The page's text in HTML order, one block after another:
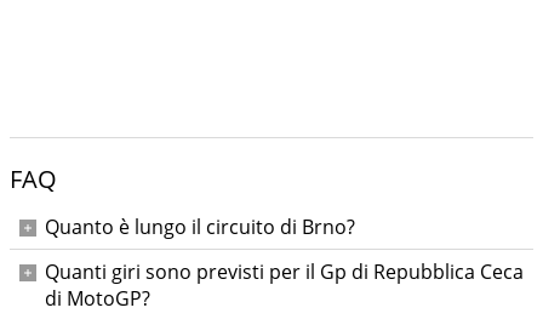
FAQ
Quanto è lungo il circuito di Brno?
5,4 km
Quanti giri sono previsti per il Gp di Repubblica Ceca
di MotoGP?